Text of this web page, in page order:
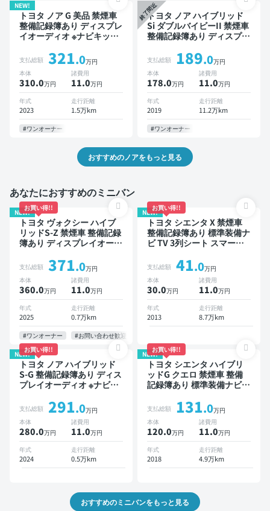
NEW!
トヨタ ノア G 美品 禁煙車
整備記録簿あり ディスプレ
イオーディオ ※ナビキット
列シート スマートキー
ETC バックモニター 衝突
軽減 片側電動スライドドア
7人乗り
支払総額 321.0万円
本体
310.0万円
諸費用
11.0万円
年式
2023
走行距離
1.5万km
#ワンオーナー
終了間近
トヨタ ノア ハイブリッド
Si ダブルバイビーII 禁煙車
整備記録簿あり ディスプレ
あり TV 後席モニター オー
トクルーズ 3列シート スマ
ートキー ETC バックモニ
ター 衝突軽減 両側電動ス
ライドドア 7人乗り
支払総額 189.0万円
本体
178.0万円
諸費用
11.0万円
年式
2019
走行距離
11.2万km
#ワンオーナー
おすすめのノアをもっと見る
あなたにおすすめのミニバン
NEW!
お買い得!!
トヨタ ヴォクシー ハイブ
リッドS-Z 禁煙車 整備記録
簿あり ディスプレイオーデ
インドスポットモニター デ
ジタルインナーミラー オー
トクルーズ 3列シート スマ
ートキー ETC 電動バック
ドア バックモニター 全方
位カメラ ドライブレコーダ
ー 衝突軽減 両側電動スラ
イドドア 7人乗り
支払総額 371.0万円
本体
360.0万円
諸費用
11.0万円
年式
2025
走行距離
0.7万km
#ワンオーナー #お問い合わせ歓迎
NEW!
お買い得!!
トヨタ シエンタ X 禁煙車
整備記録簿あり 標準装備ナ
ビ TV 3列シート スマート
り
支払総額 41.0万円
本体
30.0万円
諸費用
11.0万円
年式
2013
走行距離
8.7万km
NEW!
お買い得!!
トヨタ ノア ハイブリッド
S-G 整備記録簿あり ディス
プレイオーディオ ※ナビキ
ズ 3列シート スマートキー
バックモニター ドライブレ
コーダー 衝突軽減 7人乗り
支払総額 291.0万円
本体
280.0万円
諸費用
11.0万円
年式
2024
走行距離
0.5万km
NEW!
お買い得!!
トヨタ シエンタ ハイブリ
ッドG クエロ 禁煙車 整備
記録簿あり 標準装備ナビ
クモニター ドライブレコー
ダー 衝突軽減 両側電動ス
ライドドア
支払総額 131.0万円
本体
120.0万円
諸費用
11.0万円
年式
2018
走行距離
4.9万km
おすすめのミニバンをもっと見る